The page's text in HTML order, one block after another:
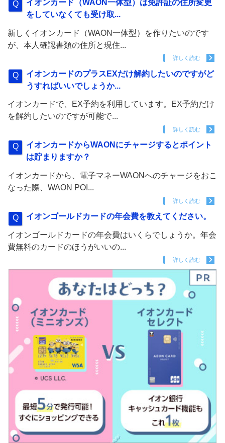
イオンカード（WAON一体型）は免許証の住所変更
をしていなくても受け取...
新しくイオンカード（WAON一体型）を作りたいのです
が、本人確認書類の住所と現住...
詳しく読む
イオンカードのプラスEXだけ解約したいのですがど
うすればいいでしょうか...
イオンカードで、EX予約を利用しています。EX予約だけ
を解約したいのですが可能で...
詳しく読む
イオンカードからWAONにチャージするとポイント
は貯まりますか？
イオンカードから、電子マネーWAONへのチャージをおこ
なった際、WAON POI...
詳しく読む
イオンゴールドカードの年会費を教えてください。
イオンゴールドカードの年会費はいくらでしょうか。年会
費無料のカードのほうがいいの...
詳しく読む